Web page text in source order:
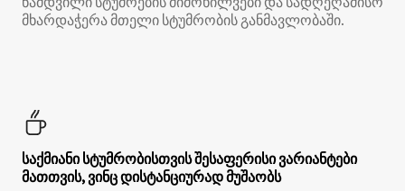
მხარდაჭერა მთელი სტუმრობის განმავლობაში.
საქმიანი სტუმრობისთვის შესაფერისი ვარიანტები
მათთვის, ვინც დისტანციურად მუშაობს